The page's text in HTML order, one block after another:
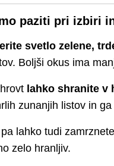
paziti pri izbiri
svetlo zelene,
Boljši okus ima
lahko shranite v
zunanjih listov in
lahko tudi
zelo hranljiv.